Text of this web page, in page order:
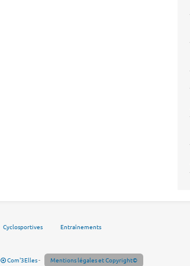
Cyclosportives Entraînements
Com'3Elles- Mentions légales et Copyright©